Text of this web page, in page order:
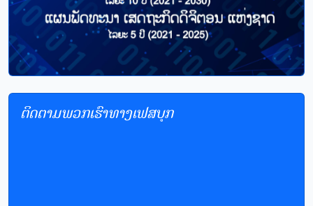
ຕິດຕາມພວກເຮົາທາງເຟສບຸກ